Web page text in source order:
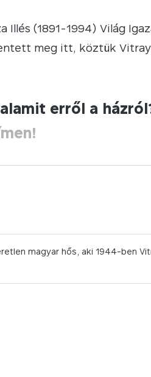
Illés (1891-1994) Világ
meg itt, köztük
erről a
magyar hős, aki 1944-ben